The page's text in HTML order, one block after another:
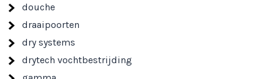
douche
draaipoorten
dry systems
drytech vochtbestrijding